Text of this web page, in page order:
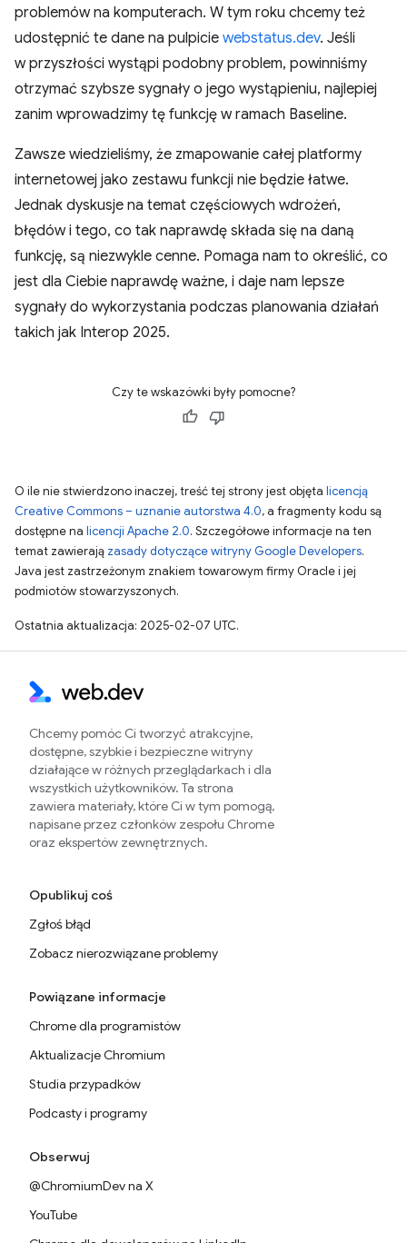
problemów na komputerach. W tym roku chcemy też
udostępnić te dane na pulpicie webstatus.dev. Jeśli
w przyszłości wystąpi podobny problem, powinniśmy
otrzymać szybsze sygnały o jego wystąpieniu, najlepiej
zanim wprowadzimy tę funkcję w ramach Baseline.
Zawsze wiedzieliśmy, że zmapowanie całej platformy
internetowej jako zestawu funkcji nie będzie łatwe.
Jednak dyskusje na temat częściowych wdrożeń,
błędów i tego, co tak naprawdę składa się na daną
funkcję, są niezwykle cenne. Pomaga nam to określić, co
jest dla Ciebie naprawdę ważne, i daje nam lepsze
sygnały do wykorzystania podczas planowania działań
takich jak Interop 2025.
Czy te wskazówki były pomocne?
O ile nie stwierdzono inaczej, treść tej strony jest objęta licencją
Creative Commons – uznanie autorstwa 4.0, a fragmenty kodu są
dostępne na licencji Apache 2.0. Szczegółowe informacje na ten
temat zawierają zasady dotyczące witryny Google Developers.
Java jest zastrzeżonym znakiem towarowym firmy Oracle i jej
podmiotów stowarzyszonych.
Ostatnia aktualizacja: 2025-02-07 UTC.
Chcemy pomóc Ci tworzyć atrakcyjne,
dostępne, szybkie i bezpieczne witryny
działające w różnych przeglądarkach i dla
wszystkich użytkowników. Ta strona
zawiera materiały, które Ci w tym pomogą,
napisane przez członków zespołu Chrome
oraz ekspertów zewnętrznych.
Opublikuj coś
Zgłoś błąd
Zobacz nierozwiązane problemy
Powiązane informacje
Chrome dla programistów
Aktualizacje Chromium
Studia przypadków
Podcasty i programy
Obserwuj
@ChromiumDev na X
YouTube